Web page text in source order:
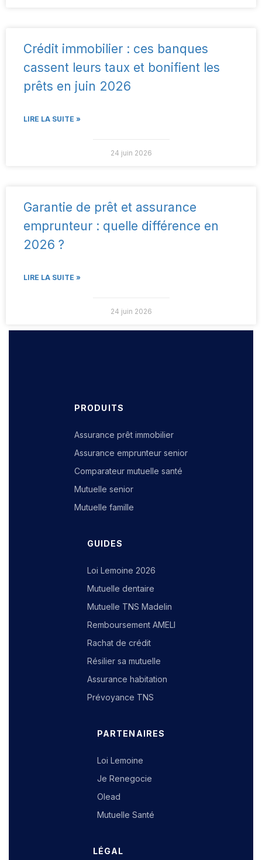
Crédit immobilier : ces banques
cassent leurs taux et bonifient les
prêts en juin 2026
LIRE LA SUITE »
24 juin 2026
Garantie de prêt et assurance
emprunteur : quelle différence en
2026 ?
LIRE LA SUITE »
24 juin 2026
PRODUITS
Assurance prêt immobilier
Assurance emprunteur senior
Comparateur mutuelle santé
Mutuelle senior
Mutuelle famille
GUIDES
Loi Lemoine 2026
Mutuelle dentaire
Mutuelle TNS Madelin
Remboursement AMELI
Rachat de crédit
Résilier sa mutuelle
Assurance habitation
Prévoyance TNS
PARTENAIRES
Loi Lemoine
Je Renegocie
Olead
Mutuelle Santé
LÉGAL